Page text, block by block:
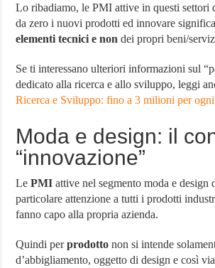
Lo ribadiamo, le PMI attive in questi settori
da zero i nuovi prodotti ed innovare
elementi tecnici e non dei propri beni/
Se ti interessano ulteriori informazioni sul
dedicato alla ricerca e allo sviluppo, leggi
Ricerca e Sviluppo: fino a 3 milioni per
Moda e design: il
“innovazione”
LePMI attive nel segmento moda e design
particolare attenzione a tutti i prodotti
fanno capo alla propria azienda.
Quindi perprodotto non si intende
d’abbigliamento, oggetto di design e così